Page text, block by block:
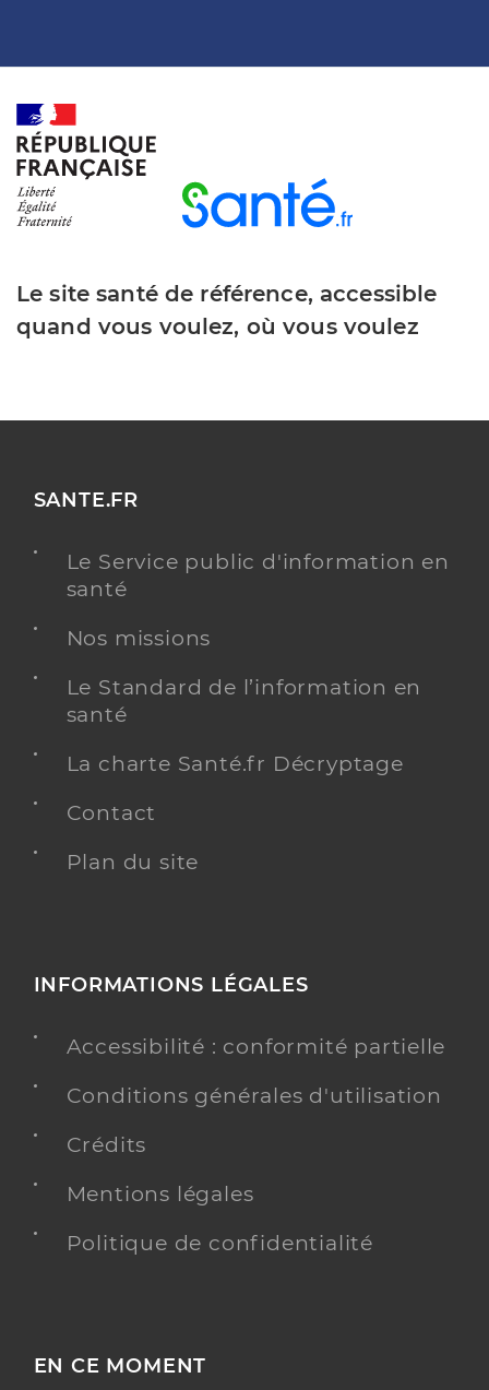
Le site santé de référence, accessible
quand vous voulez, où vous voulez
SANTE.FR
Le Service public d'information en
santé
Nos missions
Le Standard de l’information en
santé
La charte Santé.fr Décryptage
Contact
Plan du site
INFORMATIONS LÉGALES
Accessibilité : conformité partielle
Conditions générales d'utilisation
Crédits
Mentions légales
Politique de confidentialité
EN CE MOMENT